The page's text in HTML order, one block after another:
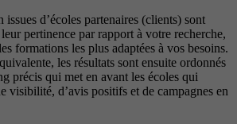
d’écoles partenaires (clients) sont
leur pertinence par rapport à votre recherche,
formations les plus adaptées à vos besoins.
les résultats sont ensuite ordonnés
précis qui met en avant les écoles qui
visibilité, d’avis positifs et de campagnes en